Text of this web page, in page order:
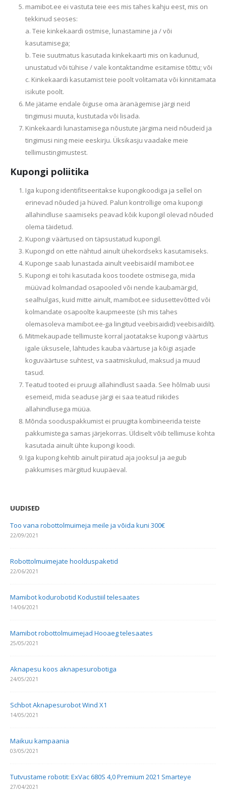
mamibot.ee ei vastuta teie ees mis tahes kahju eest, mis on
tekkinud seoses:
a. Teie kinkekaardi ostmise, lunastamine ja / või
kasutamisega;
b. Teie suutmatus kasutada kinkekaarti mis on kadunud,
unustatud või tühise / vale kontaktandme esitamise tõttu; või
c. Kinkekaardi kasutamist teie poolt volitamata või kinnitamata
isikute poolt.
Me jätame endale õiguse oma äranägemise järgi neid
tingimusi muuta, kustutada või lisada.
Kinkekaardi lunastamisega nõustute järgima neid nõudeid ja
tingimusi ning meie eeskirju. Üksikasju vaadake meie
tellimustingimustest.
Kupongi poliitika
Iga kupong identifitseeritakse kupongikoodiga ja sellel on
erinevad nõuded ja hüved. Palun kontrollige oma kupongi
allahindluse saamiseks peavad kõik kupongil olevad nõuded
olema täidetud.
Kupongi väärtused on täpsustatud kupongil.
Kupongid on ette nähtud ainult ühekordseks kasutamiseks.
Kuponge saab lunastada ainult veebisaidil mamibot.ee
Kupongi ei tohi kasutada koos toodete ostmisega, mida
müüvad kolmandad osapooled või nende kaubamärgid,
sealhulgas, kuid mitte ainult, mamibot.ee sidusettevõtted või
kolmandate osapoolte kaupmeeste (sh mis tahes
olemasoleva mamibot.ee-ga lingitud veebisaidid) veebisaidilt).
Mitmekaupade tellimuste korral jaotatakse kupongi väärtus
igale üksusele, lähtudes kauba väärtuse ja kõigi asjade
koguväärtuse suhtest, va saatmiskulud, maksud ja muud
tasud.
Teatud tooted ei pruugi allahindlust saada. See hõlmab uusi
esemeid, mida seaduse järgi ei saa teatud riikides
allahindlusega müüa.
Mõnda sooduspakkumist ei pruugita kombineerida teiste
pakkumistega samas järjekorras. Üldiselt võib tellimuse kohta
kasutada ainult ühte kupongi koodi.
Iga kupong kehtib ainult piiratud aja jooksul ja aegub
pakkumises märgitud kuupäeval.
UUDISED
Too vana robottolmuimeja meile ja võida kuni 300€
22/09/2021
Robottolmuimejate hoolduspaketid
22/06/2021
Mamibot kodurobotid Kodustiiil telesaates
14/06/2021
Mamibot robottolmuimejad Hooaeg telesaates
25/05/2021
Aknapesu koos aknapesurobotiga
24/05/2021
Schbot Aknapesurobot Wind X1
14/05/2021
Maikuu kampaania
03/05/2021
Tutvustame robotit: ExVac 680S 4,0 Premium 2021 Smarteye
27/04/2021